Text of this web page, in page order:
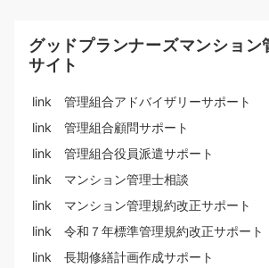
グッドプランナーズマンション
サイト
link 管理組合アドバイザリーサポート
link 管理組合顧問サポート
link 管理組合役員派遣サポート
link マンション管理士相談
link マンション管理規約改正サポート
link 令和７年標準管理規約改正サポート
link 長期修繕計画作成サポート